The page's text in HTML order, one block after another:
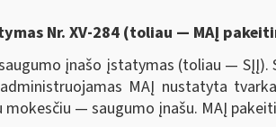
Nr. XV-284 (toliau — MAĮ
įnašo įstatymas (toliau — SĮĮ).
MAĮ nustatyta
— saugumo įnašu. MAĮ